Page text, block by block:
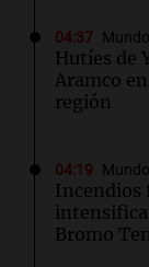
04:37 Mundo
Hutíes de
Aramco
región
04:19 Mundo
Incendios
Bromo